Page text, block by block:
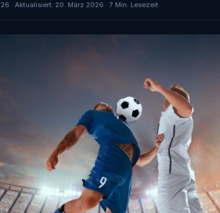
· Aktualisiert: 20. März 2026 · 7 Min. Lesezeit